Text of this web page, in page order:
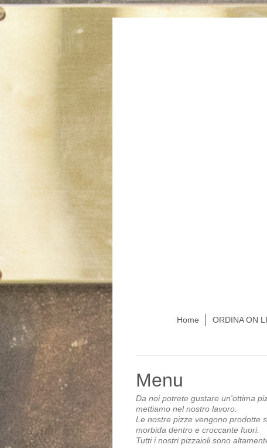
Home ORDINA ON
Menu
Da noi potrete gustare un'ottima
mettiamo nel nostro lavoro.
Le nostre pizze vengono prodotte
morbida dentro e croccante fuori.
Tutti i nostri pizzaioli sono